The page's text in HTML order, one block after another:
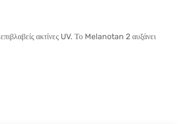
ακτίνες UV. Το Melanotan 2 αυξάνει